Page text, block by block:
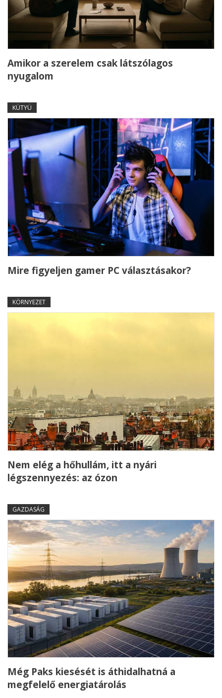
Amikor a szerelem csak látszólagos
nyugalom
KÜTYÜ
Mire figyeljen gamer PC választásakor?
KÖRNYEZET
Nem elég a hőhullám, itt a nyári
légszennyezés: az ózon
GAZDASÁG
Még Paks kiesését is áthidalhatná a
megfelelő energiatárolás